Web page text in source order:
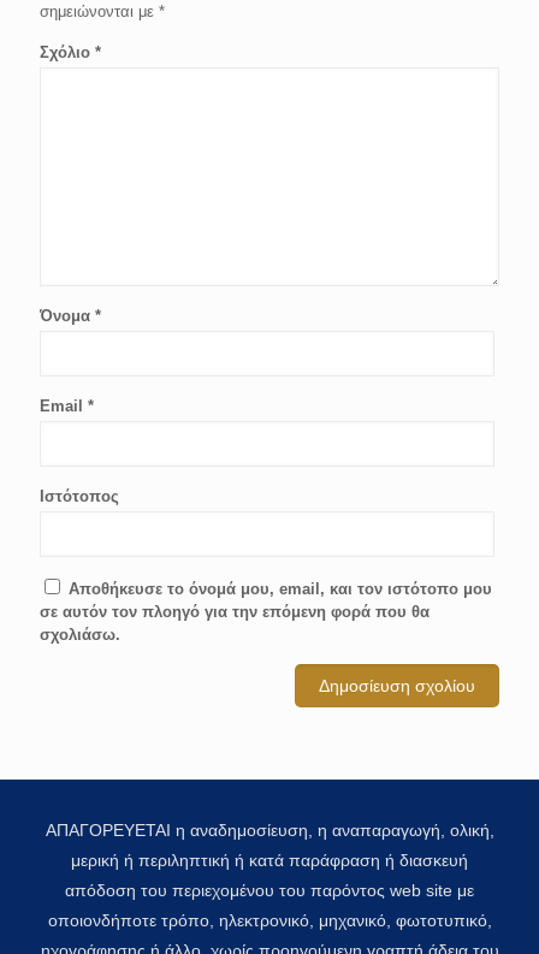
σημειώνονται με *
Σχόλιο *
Όνομα *
Email *
Ιστότοπος
Αποθήκευσε το όνομά μου, email, και τον ιστότοπο μου
σε αυτόν τον πλοηγό για την επόμενη φορά που θα
σχολιάσω.
ΑΠΑΓΟΡΕΥΕΤΑΙ η αναδημοσίευση, η αναπαραγωγή, ολική,
μερική ή περιληπτική ή κατά παράφραση ή διασκευή
απόδοση του περιεχομένου του παρόντος web site με
οποιονδήποτε τρόπο, ηλεκτρονικό, μηχανικό, φωτοτυπικό,